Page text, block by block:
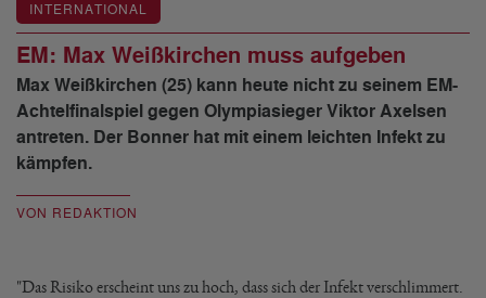
INTERNATIONAL
EM: Max Weißkirchen muss aufgeben
Max Weißkirchen (25) kann heute nicht zu seinem EM-
Achtelfinalspiel gegen Olympiasieger Viktor Axelsen
antreten. Der Bonner hat mit einem leichten Infekt zu
kämpfen.
VON REDAKTION
"Das Risiko erscheint uns zu hoch, dass sich der Infekt verschlimmert.